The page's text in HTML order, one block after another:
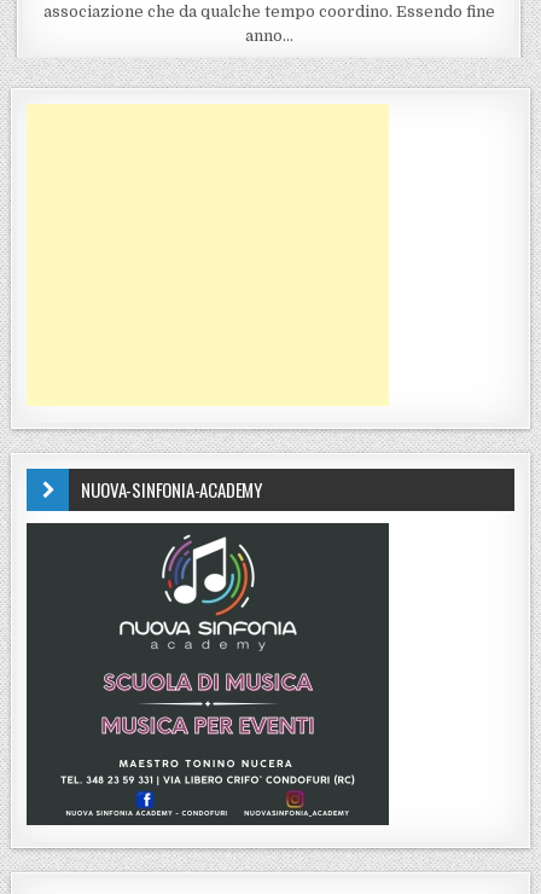
associazione che da qualche tempo coordino. Essendo fine
anno…
NUOVA-SINFONIA-ACADEMY